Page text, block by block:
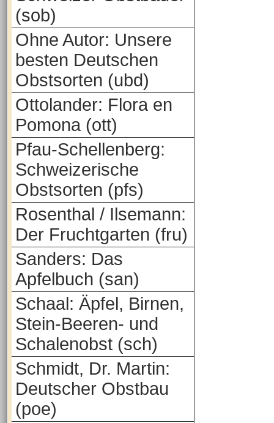
(sob)
Ohne Autor: Unsere
besten Deutschen
Obstsorten (ubd)
Ottolander: Flora en
Pomona (ott)
Pfau-Schellenberg:
Schweizerische
Obstsorten (pfs)
Rosenthal / Ilsemann:
Der Fruchtgarten (fru)
Sanders: Das
Apfelbuch (san)
Schaal: Äpfel, Birnen,
Stein-Beeren- und
Schalenobst (sch)
Schmidt, Dr. Martin:
Deutscher Obstbau
(poe)